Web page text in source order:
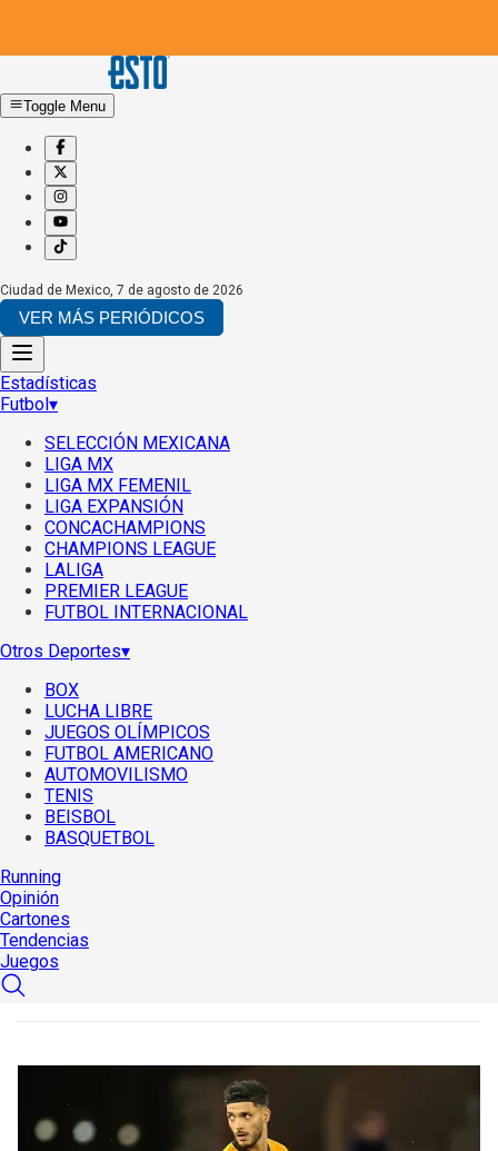
Toggle Menu
Ciudad de Mexico, 7 de agosto de 2026
VER MÁS PERIÓDICOS
Estadísticas
Futbol▾
SELECCIÓN MEXICANA
LIGA MX
LIGA MX FEMENIL
LIGA EXPANSIÓN
CONCACHAMPIONS
CHAMPIONS LEAGUE
LALIGA
PREMIER LEAGUE
FUTBOL INTERNACIONAL
Otros Deportes▾
BOX
LUCHA LIBRE
JUEGOS OLÍMPICOS
FUTBOL AMERICANO
AUTOMOVILISMO
TENIS
BEISBOL
BASQUETBOL
Running
Opinión
Cartones
Tendencias
Juegos